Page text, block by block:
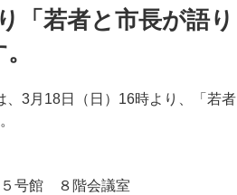
「若者と市長が語り
3月18日（日）16時より、「若者
号館 ８階会議室